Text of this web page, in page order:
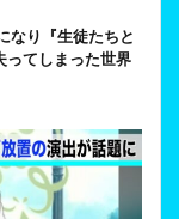
なり『生徒たちと
ってしまった世界